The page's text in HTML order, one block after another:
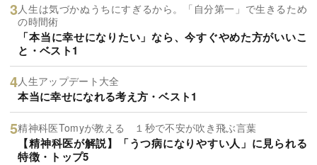
人生は気づかぬうちにすぎるから。「自分第一」で生きるため
の時間術
「本当に幸せになりたい」なら、今すぐやめた方がいいこ
と・ベスト1
人生アップデート大全
本当に幸せになれる考え方・ベスト1
精神科医Tomyが教える １秒で不安が吹き飛ぶ言葉
【精神科医が解説】「うつ病になりやすい人」に見られる
特徴・トップ5